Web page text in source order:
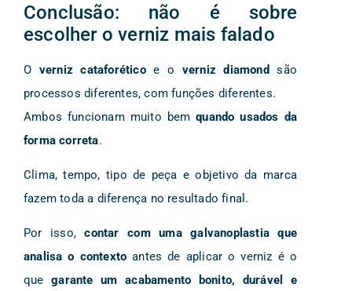
Conclusão: não é sobre
escolher o verniz mais falado
O verniz cataforéticoe o verniz diamond
são
processos diferentes, com funções diferentes.
Ambos funcionam muito bemquando usados da
forma correta.
Clima, tempo, tipo de peça e objetivo da marca
fazem toda a diferença no resultado final.
Por isso,contar com uma galvanoplastia que
analisa o contexto antes de aplicar o verniz é o
quegarante um acabamento bonito, durável e